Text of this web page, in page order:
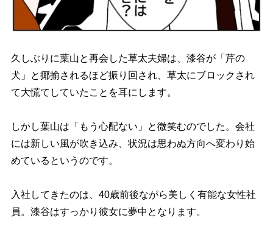
久しぶりに葉山と再会した草太夫婦は、漆谷が「芹の
犬」と揶揄されるほど振り回され、草太にブロックされ
て大慌てしていたことを耳にします。
しかし葉山は「もう心配ない」と微笑むのでした。会社
には新しい風が吹き込み、状況は思わぬ方向へ変わり始
めているというのです。
入社してきたのは、40歳前後ながら美しく有能な女性社
員。漆谷はすっかり彼女に夢中となります。